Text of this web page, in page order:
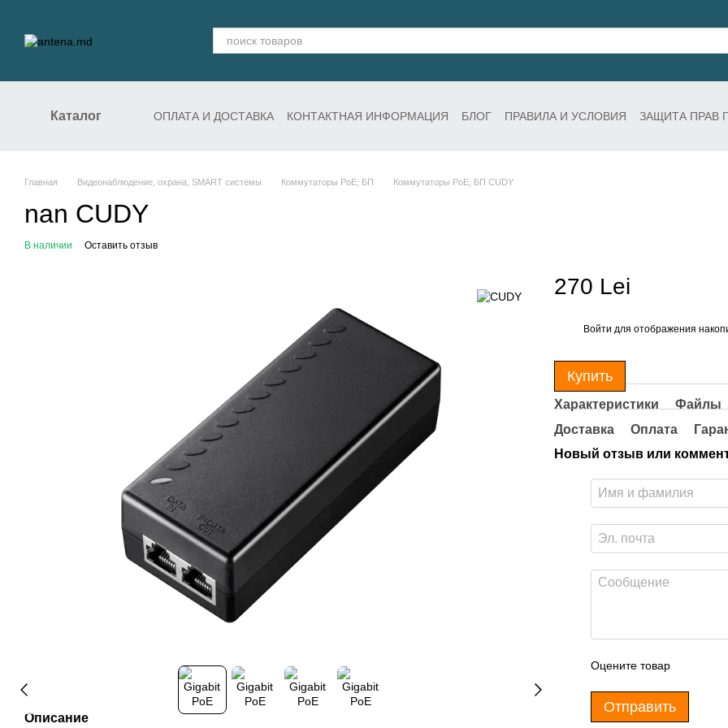
Каталог ОПЛАТА И ДОСТАВКА КОНТАКТНАЯ ИНФОРМАЦИЯ БЛОГ ПРАВИЛА И УСЛОВИЯ
ЗАЩИТА ПРАВ
Главная Видеонаблюдение, охрана, SMART системы Коммутаторы PoE, БП Коммутаторы PoE, БП CUDY
nan CUDY
В наличии Оставить отзыв
Описание
270 Lei
Войти для отображения
Купить
Характеристики
Файлы
Доставка
Оплата
Новый отзыв или
Оцените товар
Отправить